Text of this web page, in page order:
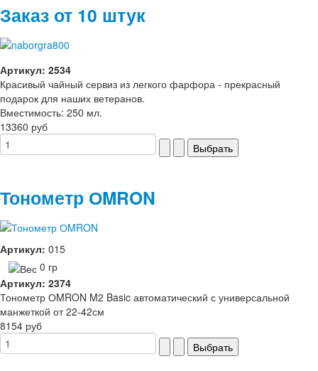
Заказ от 10 штук
Артикул: 2534
Красивый чайный сервиз из легкого фарфора - прекрасный
подарок для наших ветеранов.
Вместимость: 250 мл.
13360 руб
Тонометр ОMRON
Артикул: 015
0 гр
Артикул: 2374
Тонометр ОMRON M2 Basic автоматический с универсальной
манжеткой от 22-42см
8154 руб